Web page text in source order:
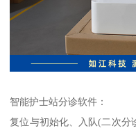
智能护士站分诊软件：
复位与初始化、入队(二次分